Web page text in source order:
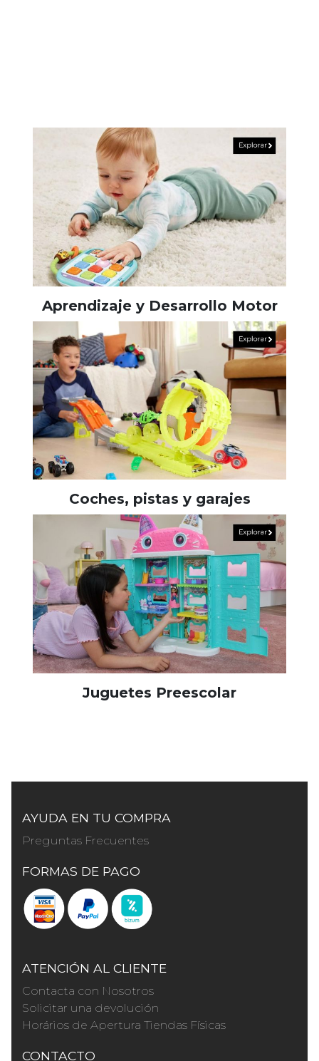
Aprendizaje y Desarrollo Motor
Coches, pistas y garajes
Juguetes Preescolar
AYUDA EN TU COMPRA
Preguntas Frecuentes
FORMAS DE PAGO
ATENCIÓN AL CLIENTE
Contacta con Nosotros
Solicitar una devolución
Horários de Apertura Tiendas Físicas
CONTACTO